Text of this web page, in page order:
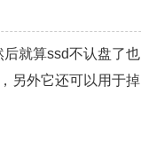
就算ssd不认盘了也
另外它还可以用于掉